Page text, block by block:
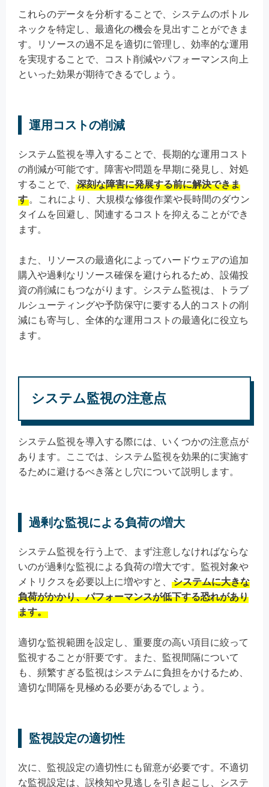
これらのデータを分析することで、システムのボトル
ネックを特定し、最適化の機会を見出すことができま
す。リソースの過不足を適切に管理し、効率的な運用
を実現することで、コスト削減やパフォーマンス向上
といった効果が期待できるでしょう。
運用コストの削減
システム監視を導入することで、長期的な運用コスト
の削減が可能です。障害や問題を早期に発見し、対処
することで、
深刻な障害に発展する前に解決できま
す 。これにより、大規模な修復作業や長時間のダウン
タイムを回避し、関連するコストを抑えることができ
ます。
また、リソースの最適化によってハードウェアの追加
購入や過剰なリソース確保を避けられるため、設備投
資の削減にもつながります。システム監視は、トラブ
ルシューティングや予防保守に要する人的コストの削
減にも寄与し、全体的な運用コストの最適化に役立ち
ます。
システム監視の注意点
システム監視を導入する際には、いくつかの注意点が
あります。ここでは、システム監視を効果的に実施す
るために避けるべき落とし穴について説明します。
過剰な監視による負荷の増大
システム監視を行う上で、まず注意しなければならな
いのが過剰な監視による負荷の増大です。監視対象や
メトリクスを必要以上に増やすと、
システムに大きな
負荷がかかり、パフォーマンスが低下する恐れがあり
ます。
適切な監視範囲を設定し、重要度の高い項目に絞って
監視することが肝要です。また、監視間隔について
も、頻繁すぎる監視はシステムに負担をかけるため、
適切な間隔を見極める必要があるでしょう。
監視設定の適切性
次に、監視設定の適切性にも留意が必要です。不適切
な監視設定は、誤検知や見逃しを引き起こし、システ